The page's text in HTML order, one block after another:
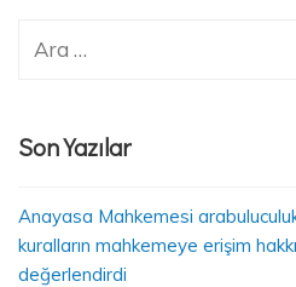
Son Yazılar
Anayasa Mahkemesi
kuralların mahkemeye erişim
değerlendirdi